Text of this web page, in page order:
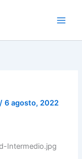
/6 agosto, 2022
Intermedio.jpg